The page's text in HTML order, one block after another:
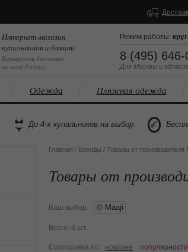
Интернет-магазин
купальников и бикини
Курьерская доставка
по всей России
Режим работы:
8 (495) 646-
Для Москвы и
Одежда Пляжная одежда
До 4-х купальников на выбор
Главная / Бренды / Товары от производителя
Товары от
Ваш выбор: Maaji
Всего: 6 шт.
Сортировка по: новизне популярности